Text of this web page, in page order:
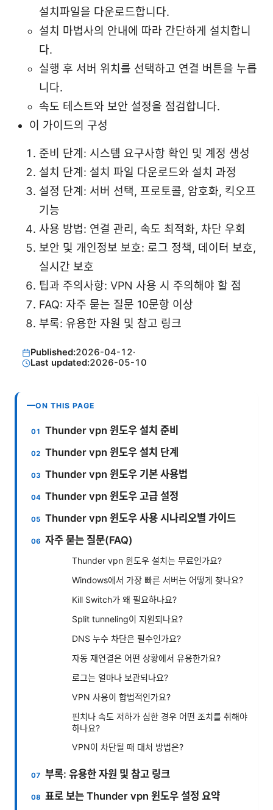
설치파일을 다운로드합니다.
설치 마법사의 안내에 따라 간단하게 설치합니
다.
실행 후 서버 위치를 선택하고 연결 버튼을 누릅
니다.
속도 테스트와 보안 설정을 점검합니다.
이 가이드의 구성
준비 단계: 시스템 요구사항 확인 및 계정 생성
설치 단계: 설치 파일 다운로드와 설치 과정
설정 단계: 서버 선택, 프로토콜, 암호화, 킥오프
기능
사용 방법: 연결 관리, 속도 최적화, 차단 우회
보안 및 개인정보 보호: 로그 정책, 데이터 보호,
실시간 보호
팁과 주의사항: VPN 사용 시 주의해야 할 점
FAQ: 자주 묻는 질문 10문항 이상
부록: 유용한 자원 및 참고 링크
Published:2026-04-12·
Last updated:2026-05-10
ON THIS PAGE
Thunder vpn 윈도우 설치 준비
Thunder vpn 윈도우 설치 단계
Thunder vpn 윈도우 기본 사용법
Thunder vpn 윈도우 고급 설정
Thunder vpn 윈도우 사용 시나리오별 가이드
자주 묻는 질문(FAQ)
Thunder vpn 윈도우 설치는 무료인가요?
Windows에서 가장 빠른 서버는 어떻게 찾나요?
Kill Switch가 왜 필요하나요?
Split tunneling이 지원되나요?
DNS 누수 차단은 필수인가요?
자동 재연결은 어떤 상황에서 유용한가요?
로그는 얼마나 보관되나요?
VPN 사용이 합법적인가요?
핀치나 속도 저하가 심한 경우 어떤 조치를 취해야
하나요?
VPN이 차단될 때 대처 방법은?
부록: 유용한 자원 및 참고 링크
표로 보는 Thunder vpn 윈도우 설정 요약